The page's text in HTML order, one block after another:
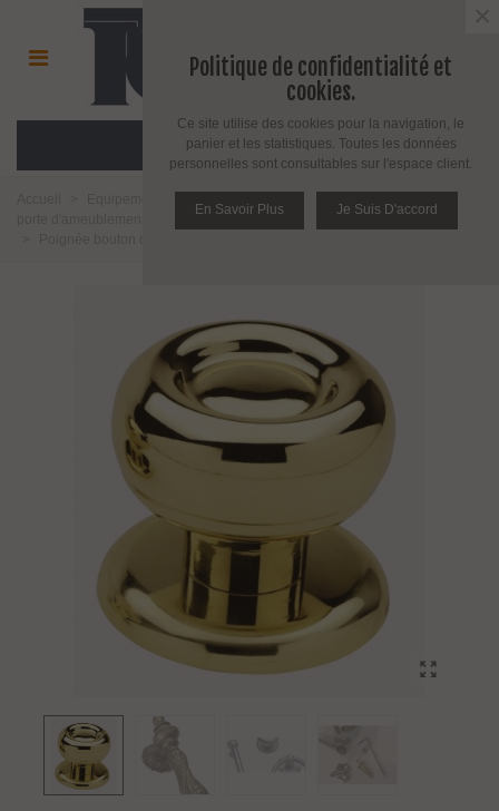
MENU
Politique de confidentialité et
cookies.
Ce site utilise des cookies pour la navigation, le
panier et les statistiques. Toutes les données
personnelles sont consultables sur l'espace client.
En Savoir Plus Je Suis D'accord